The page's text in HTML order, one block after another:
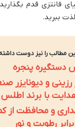
فانتزی قدم
ببرید.
مطالب را نیز دوست
دستگیره پنجره
و دیونایزر
با برند
و محافظت از
رطوبت و نور